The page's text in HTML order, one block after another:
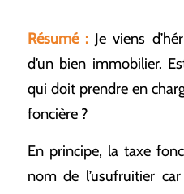
Résumé :Je viens
d’un bien immobilier.
qui doit prendre en
foncière ?
En principe, la taxe
nom de l’usufruitier